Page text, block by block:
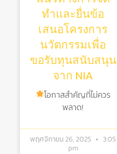
ทำและยื่นข้อ
เสนอโครงการ
นวัตกรรมเพื่อ
ขอรับทุนสนับสนุน
จาก NIA
โอกาสสำคัญที่ไม่ควร
พลาด!
พฤศจิกายน 26, 2025
3:05
pm